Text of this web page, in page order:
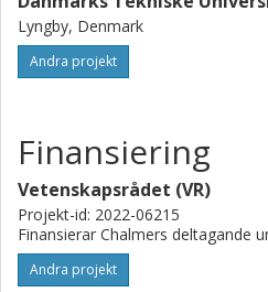
Lyngby, Denmark
Andra projekt
Finansiering
Vetenskapsrådet (VR)
Projekt-id: 2022-06215
Finansierar Chalmers deltagande
Andra projekt